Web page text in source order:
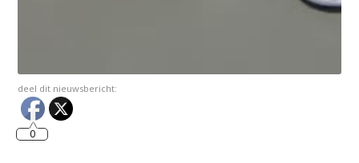
deel dit nieuwsbericht:
0